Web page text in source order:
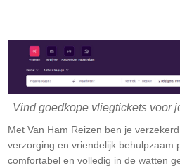
Vind goedkope vliegtickets voor
Met Van Ham Reizen ben je
verzorging en vriendelijk behulpzaam
comfortabel en volledig in de watten